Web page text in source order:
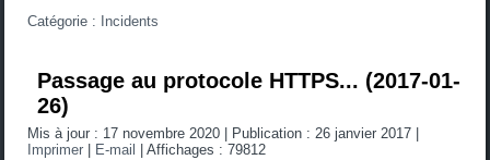
Catégorie :
Incidents
Passage au protocole HTTPS... (2017-01-
26)
Mis à jour : 17 novembre 2020 Publication : 26 janvier 2017
Imprimer
E-mail |Affichages : 79812